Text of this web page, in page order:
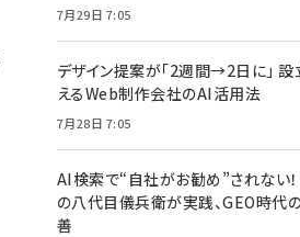
7月29日 7:05
デザイン提案が「2週間→2日に」
えるWeb制作会社のAI活用法
7月28日 7:05
AI検索で“自社がお勧め”されない！
の八代目儀兵衛が実践、GEO時代
善